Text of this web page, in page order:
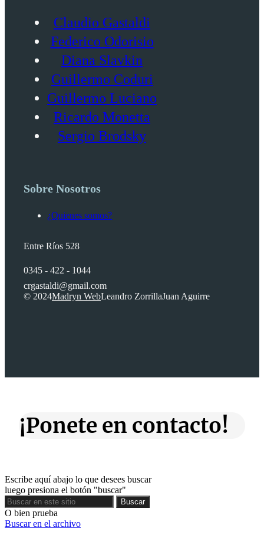
Claudio Gastaldi
Federico Odorisio
Diana Slavkin
Guillermo Coduri
Guillermo Luciano
Ricardo Monetta
Sergio Brodsky
Sobre Nosotros
¿Quienes somos?
Entre Ríos 528
0345 - 422 - 1044
crgastaldi@gmail.com
© 2024Madryn WebLeandro ZorrillaJuan Aguirre
¡Ponete en contacto!
Escribe aquí abajo lo que desees buscar
luego presiona el botón "buscar"
Buscar
Buscar
O bien prueba
Buscar en el archivo